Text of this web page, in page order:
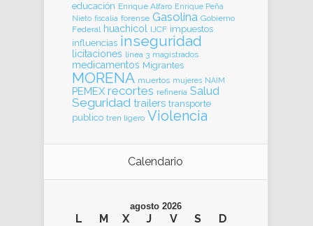
educación Enrique Alfaro Enrique Peña
Nieto fiscalia forense Gasolina Gobierno
Federal huachicol IJCF impuestos
influencias inseguridad
licitaciones línea 3 magistrados
medicamentos Migrantes
MORENA muertos mujeres NAIM
PEMEX recortes refinería Salud
Seguridad trailers transporte
publico tren ligero Violencia
Calendario
agosto 2026
L M X J V S
D